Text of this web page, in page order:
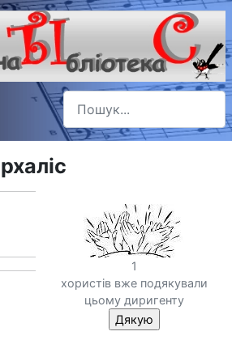
Пошук
Type 2 or more characters
1
хористів вже подякували
цьому диригенту